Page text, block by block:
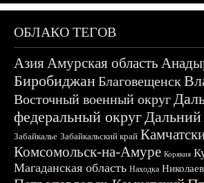
ОБЛАКО ТЕГОВ
АзияАмурская область
БиробиджанБлаговещенск
Восточный военный округ
федеральный округ
Забайкалье Забайкальский край
Комсомольск-на-Амуре Корякия
Магаданская область Находка